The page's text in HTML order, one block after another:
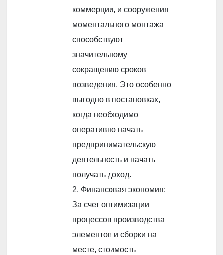
коммерции, и сооружения
моментального монтажа
способствуют
значительному
сокращению сроков
возведения. Это особенно
выгодно в постановках,
когда необходимо
оперативно начать
предпринимательскую
деятельность и начать
получать доход.
2. Финансовая экономия:
За счет оптимизации
процессов производства
элементов и сборки на
месте, стоимость